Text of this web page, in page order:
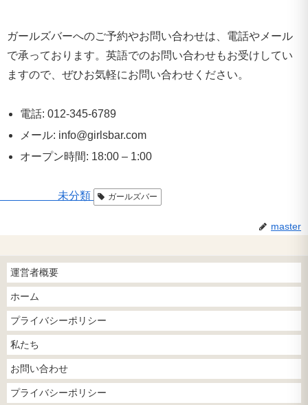
ガールズバーへのご予約やお問い合わせは、電話やメール
で承っております。英語でのお問い合わせもお受けしてい
ますので、ぜひお気軽にお問い合わせください。
電話: 012-345-6789
メール: info@girlsbar.com
オープン時間: 18:00 – 1:00
未分類 ガールズバー
master
運営者概要
ホーム
プライバシーポリシー
私たち
お問い合わせ
プライバシーポリシー